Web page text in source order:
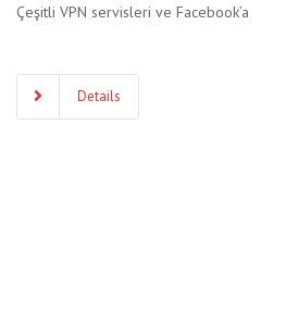
Çeşitli VPN servisleri ve Facebook’a
Details